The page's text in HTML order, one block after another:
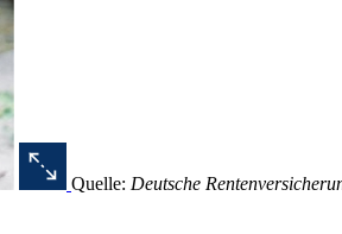
Quelle: Deutsche